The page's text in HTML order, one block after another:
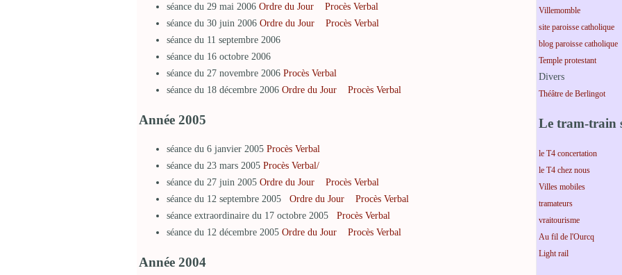
séance du 29 mai 2006 Ordre du Jour
Procès Verbal
séance du 30 juin 2006 Ordre du Jour
Procès Verbal
séance du 11 septembre 2006
séance du 16 octobre 2006
séance du 27 novembre 2006 Procès Verbal
séance du 18 décembre 2006 Ordre du Jour Procès Verbal
Année 2005
séance du 6 janvier 2005 Procès Verbal
séance du 23 mars 2005 Procès Verbal/
séance du 27 juin 2005 Ordre du Jour
Procès Verbal
séance du 12 septembre 2005 Ordre du Jour
Procès Verbal
séance extraordinaire du 17 octobre 2005 Procès Verbal
séance du 12 décembre 2005 Ordre du Jour Procès Verbal
Année 2004
Villemomble
site paroisse catholique
blog paroisse catholique
Temple protestant
Divers
Théâtre de Berlingot
Le tram-train
le T4 concertation
le T4 chez nous
Villes mobiles
tramateurs
vraitourisme
Au fil de l'Ourcq
Light rail